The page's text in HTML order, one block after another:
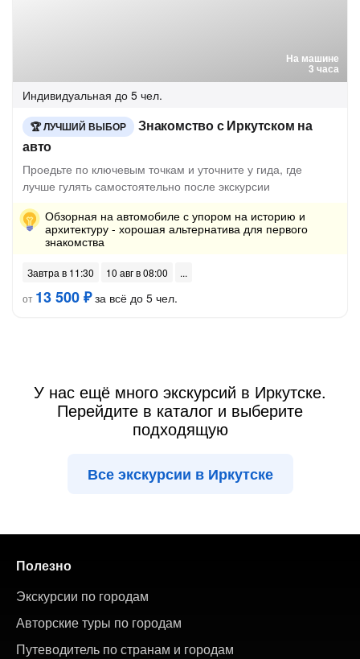
На машине
3 часа
Индивидуальная до 5 чел.
ЛУЧШИЙ ВЫБОР
Знакомство с Иркутском на
авто
Проедьте по ключевым точкам и уточните у гида, где
лучше гулять самостоятельно после экскурсии
Обзорная на автомобиле с упором на историю и
архитектуру - хорошая альтернатива для первого
знакомства
Завтра в 11:30
10 авг в 08:00
от 13 500 ₽за всё до 5 чел.
У нас ещё много экскурсий в Иркутске.
Перейдите в каталог и выберите
подходящую
Все экскурсии в Иркутске
Полезно
Экскурсии по городам
Авторские туры по городам
Путеводитель по странам и городам